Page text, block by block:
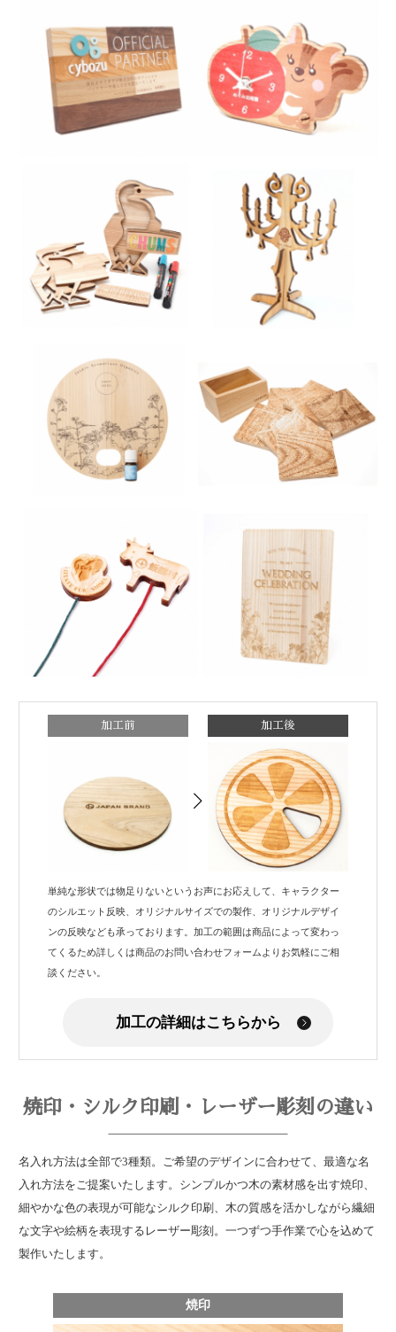
加工前 加工後
単純な形状では物足りないというお声にお応えして、キャラクター
のシルエット反映、オリジナルサイズでの製作、オリジナルデザイ
ンの反映なども承っております。加工の範囲は商品によって変わっ
てくるため詳しくは商品のお問い合わせフォームよりお気軽にご相
談ください。
加工の詳細はこちらから
焼印・シルク印刷・レーザー彫刻の違い
名入れ方法は全部で3種類。ご希望のデザインに合わせて、最適な名
入れ方法をご提案いたします。シンプルかつ木の素材感を出す焼印、
細やかな色の表現が可能なシルク印刷、木の質感を活かしながら繊細
な文字や絵柄を表現するレーザー彫刻。一つずつ手作業で心を込めて
製作いたします。
焼印